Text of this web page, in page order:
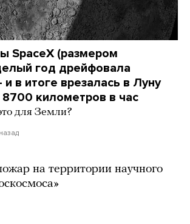
SpaceX (размером
год дрейфовала
в итоге врезалась в Луну
8700 километров в час
для Земли?
на территории научного